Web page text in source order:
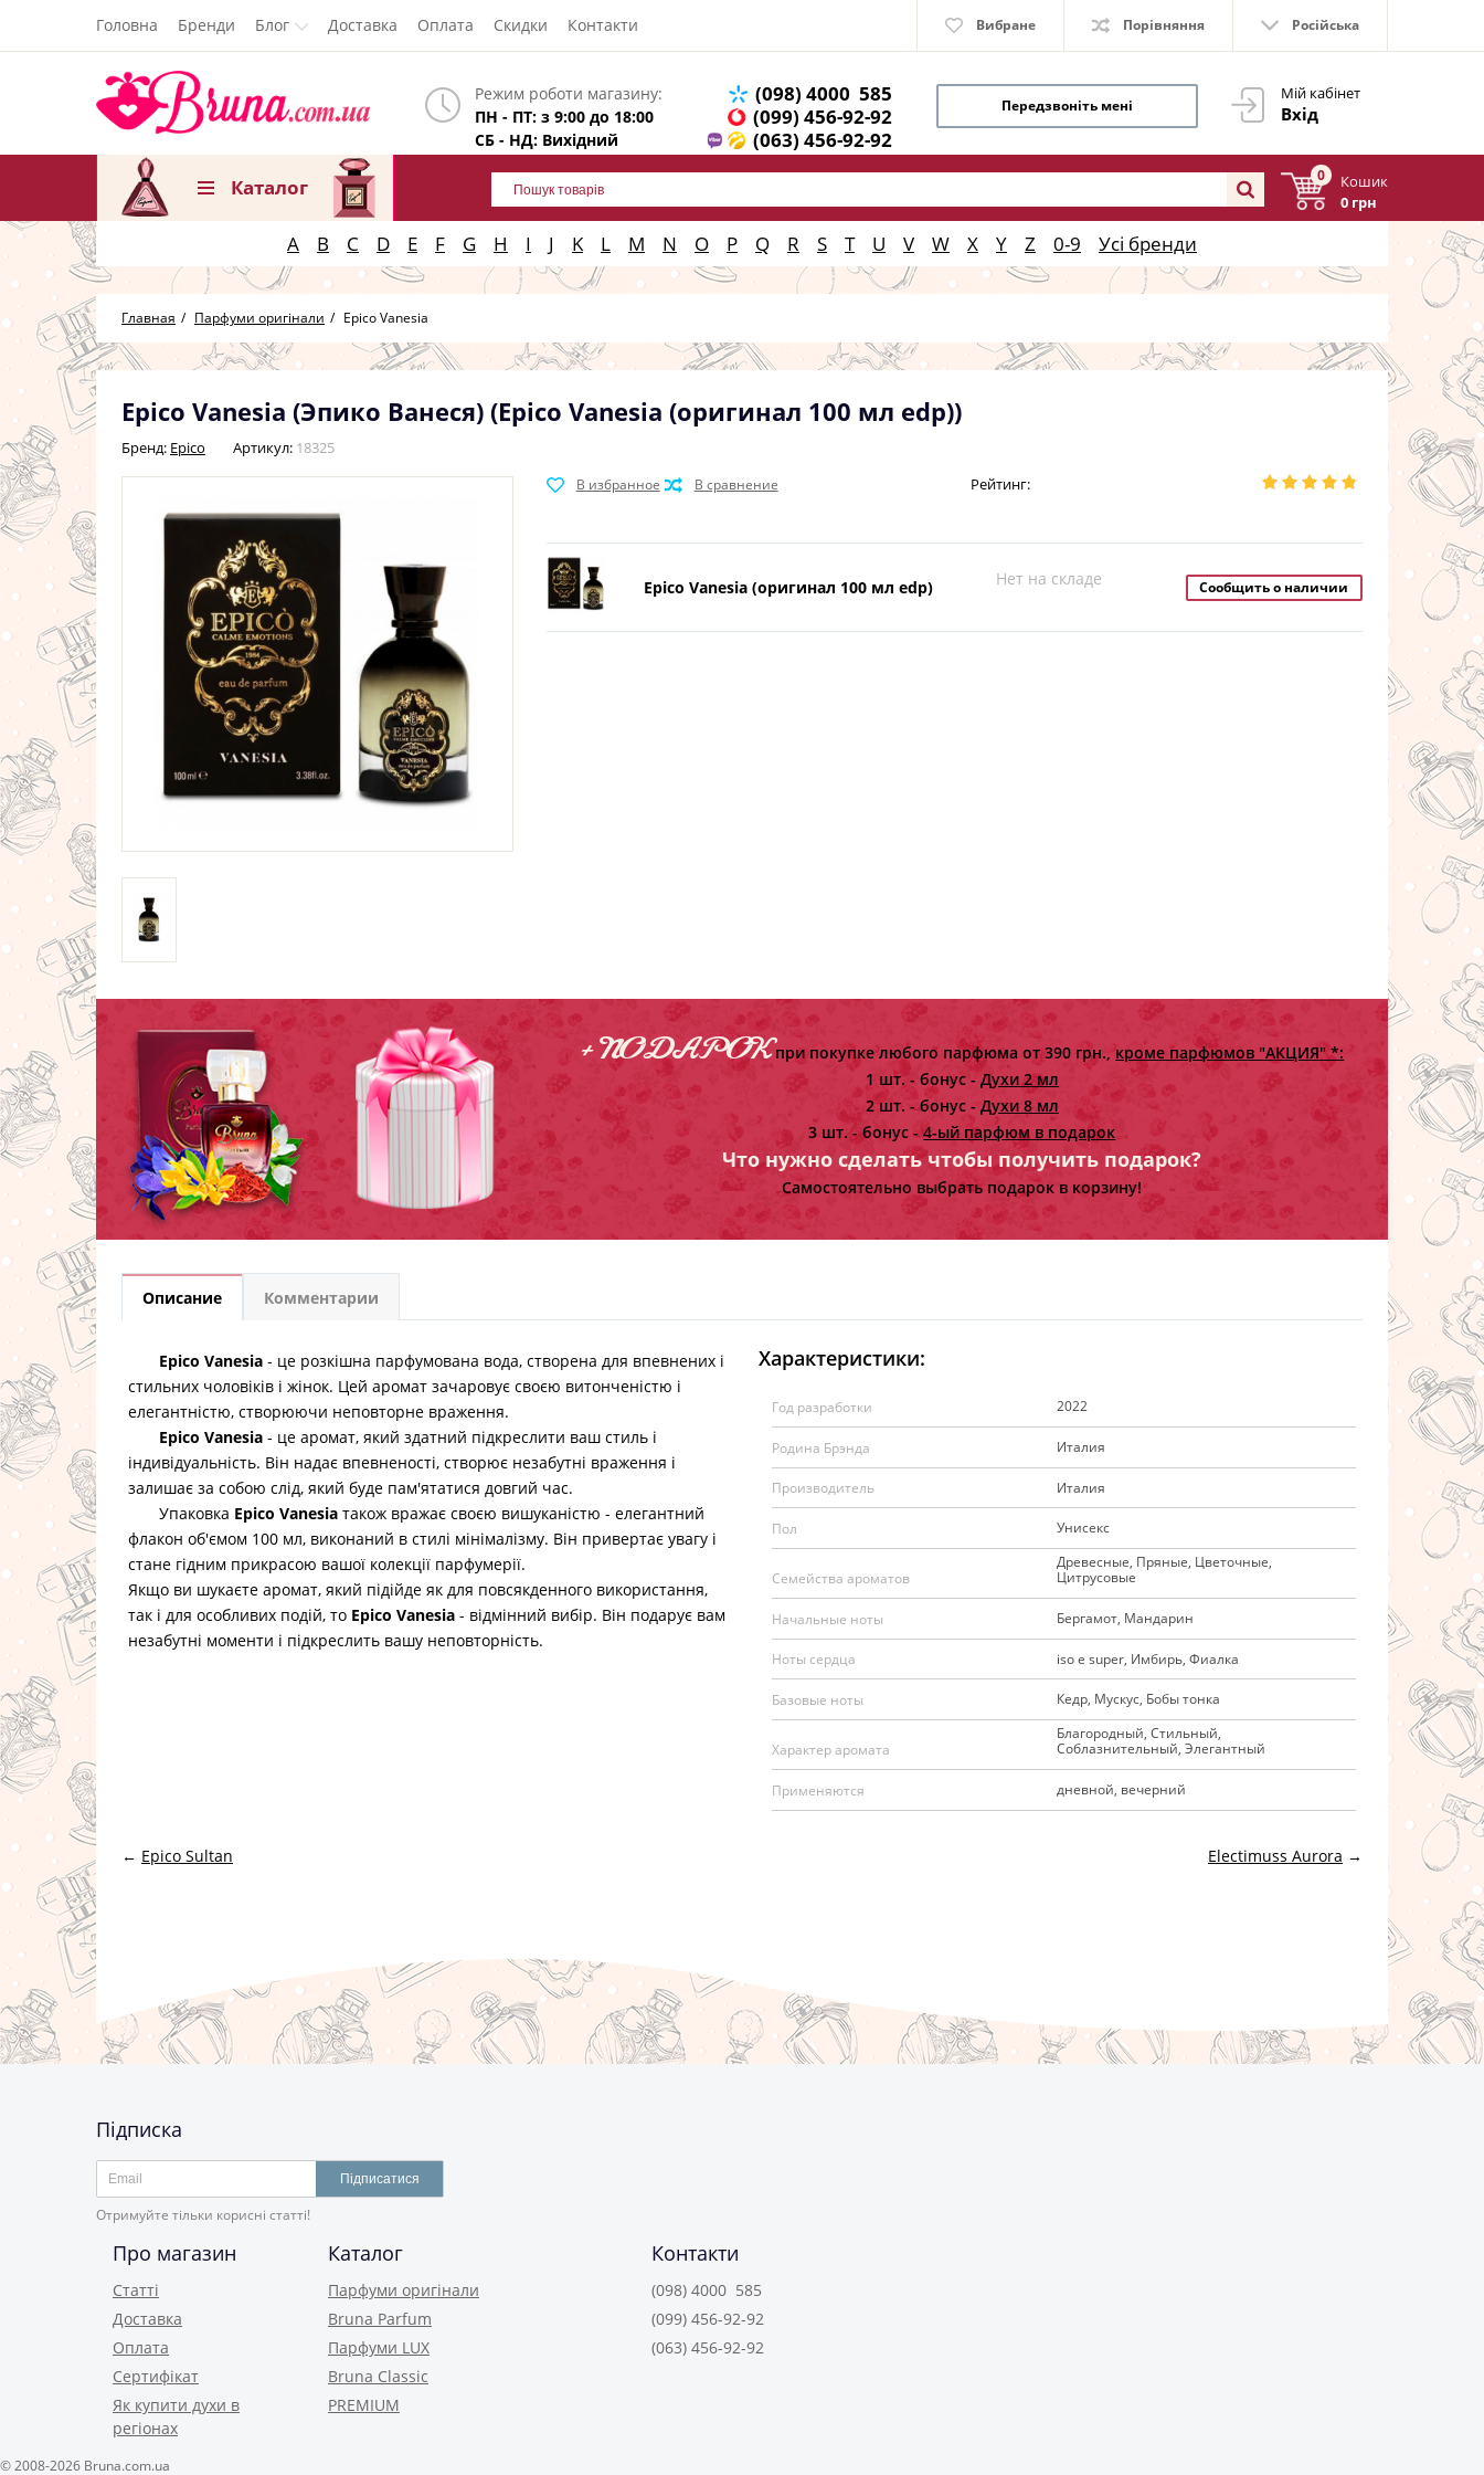
Головна Бренди Блог Доставка Оплата Скидки Контакти Вибране Порівняння Російська
Мій кабінет
Вхід
Режим роботи магазину:
ПН - ПТ: з 9:00 до 18:00
СБ - НД: Вихідний
(098) 4000 585
(099) 456-92-92
(063) 456-92-92
Передзвоніть мені
0
Кошик
0 грн
Каталог
A B C D E F G H I J K L M N O P Q R S T U V W X Y Z 0-9 Усі бренди
Главная Парфуми оригінали Epico Vanesia
Epico Vanesia (Эпико Ванеся) (Epico Vanesia (оригинал 100 мл edp))
Бренд: Epico Артикул: 18325
Рейтинг:
Epico Vanesia (оригинал 100 мл edp) Нет на складе Сообщить о наличии
+ ПОДАРОКпри покупке любого парфюма от 390 грн., кроме парфюмов "АКЦИЯ" *:
1 шт. - бонус - Духи 2 мл
2 шт. - бонус - Духи 8 мл
3 шт. - бонус -4-ый парфюм в подарок
Что нужно сделать чтобы получить подарок?
Самостоятельно выбрать подарок в корзину!
Описание Комментарии
Epico Vanesia - це розкішна парфумована вода, створена для впевнених і
стильних чоловіків і жінок. Цей аромат зачаровує своєю витонченістю і
елегантністю, створюючи неповторне враження.
Epico Vanesia - це аромат, який здатний підкреслити ваш стиль і
індивідуальність. Він надає впевненості, створює незабутні враження і
залишає за собою слід, який буде пам'ятатися довгий час.
Упаковка Epico Vanesia також вражає своєю вишуканістю - елегантний
флакон об'ємом 100 мл, виконаний в стилі мінімалізму. Він привертає увагу і
стане гідним прикрасою вашої колекції парфумерії.
Якщо ви шукаєте аромат, який підійде як для повсякденного використання,
так і для особливих подій, то Epico Vanesia - відмінний вибір. Він подарує вам
незабутні моменти і підкреслить вашу неповторність.
Характеристики:
Год разработки 2022
Родина Брэнда Италия
Производитель Италия
Пол Унисекс
Семейства ароматов
Древесные, Пряные, Цветочные,
Цитрусовые
Начальные ноты Бергамот, Мандарин
Ноты сердца iso e super, Имбирь, Фиалка
Базовые ноты Кедр, Мускус, Бобы тонка
Характер аромата
Благородный, Стильный,
Соблазнительный, Элегантный
Применяются дневной, вечерний
← Epico Sultan Electimuss Aurora →
Підписка
Підписатися
Отримуйте тільки корисні статті!
Про магазин
Статті
Доставка
Оплата
Сертифікат
Як купити духи в
регіонах
Каталог
Парфуми оригінали
Bruna Parfum
Парфуми LUX
Bruna Classic
PREMIUM
Контакти
(098) 4000 585
(099) 456-92-92
(063) 456-92-92
© 2008-2026 Bruna.com.ua